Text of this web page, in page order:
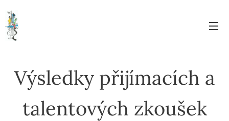
Výsledky přijímacích a
talentových zkoušek